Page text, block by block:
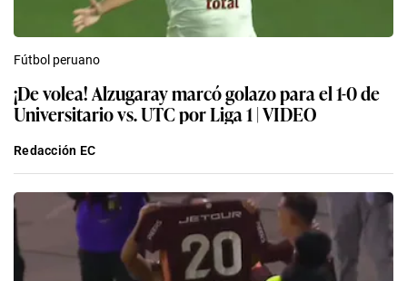
Fútbol peruano
¡De volea! Alzugaray marcó golazo para el 1-0 de
Universitario vs. UTC por Liga 1 | VIDEO
Redacción EC